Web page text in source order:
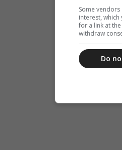
Some
interest,
for a link at
withdraw
Do